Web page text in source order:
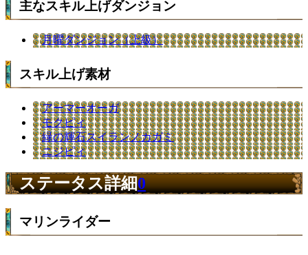
主なスキル上げダンジョン
月曜ダンジョン（上級）
スキル上げ素材
アーマーオーガ
モクピィ
緑の輝石スイランノカガミ
ニジピィ
ステータス詳細0
マリンライダー